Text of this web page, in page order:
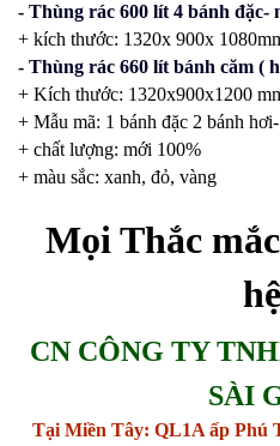
- Thùng rác 600 lít 4 bánh đặc-
+ kích thước: 1320x 900x
- Thùng rác 660 lít bánh căm (
+ Kích thước: 1320x900x1200
+ Mẫu mã: 1 bánh đặc 2 bánh
+ chất lượng: mới 100%
+ màu sắc: xanh, đỏ, vàng
Mọi Thắc
CN CÔNG TY
SÀI
Tại Miền Tây: QL1A ấp Phú